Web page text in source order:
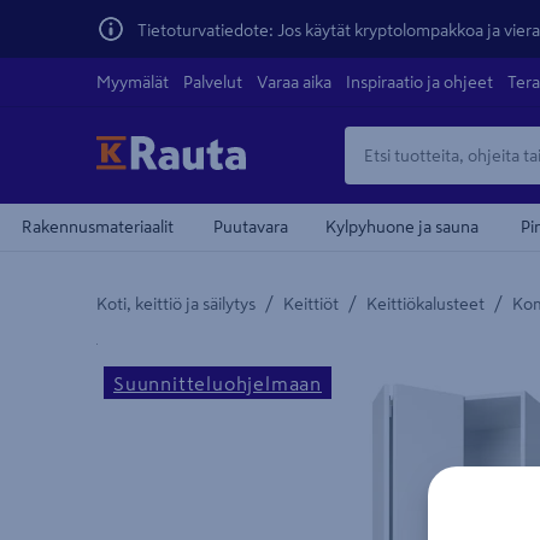
Tietoturvatiedote: Jos käytät kryptolompakkoa ja
Myymälät Palvelut Varaa aika Inspiraatio ja ohjeet
Rakennusmateriaalit Puutavara Kylpyhuone ja sauna
Koti, keittiö ja säilytys / Keittiöt / Keittiökalusteet /
Yksityiskohtainen kuvaus löytyy Tuotteen kuvaus -
Suunnitteluohjelmaan